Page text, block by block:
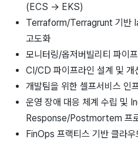
(ECS → EKS)
Terraform/Terragrunt 기반
고도화
모니터링/옵저버빌리티 파이
CI/CD 파이프라인 설계 및 개
개발팀을 위한 셀프서비스 인
운영 장애 대응 체계 수립 및
Response/Postmortem 프
FinOps 프랙티스 기반 클라